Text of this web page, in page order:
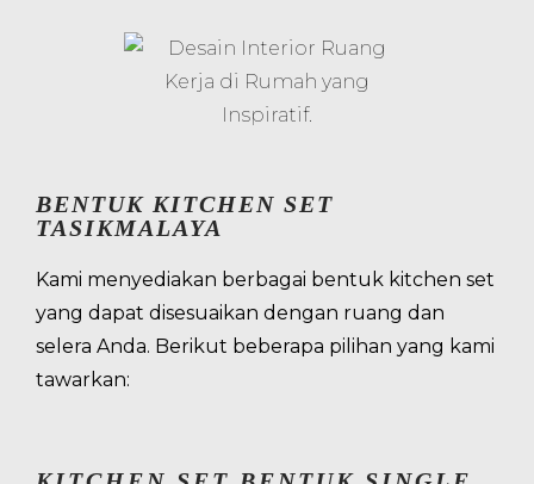
BENTUK KITCHEN SET
TASIKMALAYA
Kami menyediakan berbagai bentuk kitchen set
yang dapat disesuaikan dengan ruang dan
selera Anda. Berikut beberapa pilihan yang kami
tawarkan: